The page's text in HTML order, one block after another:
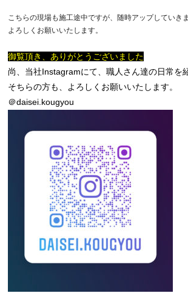
こちらの現場も施工途中ですが、随時アップしていき
よろしくお願いいたします。
御覧頂き、ありがとうございました
尚、当社Instagramにて、職人さん達の日常を
そちらの方も、よろしくお願いいたします。
＠daisei.kougyou